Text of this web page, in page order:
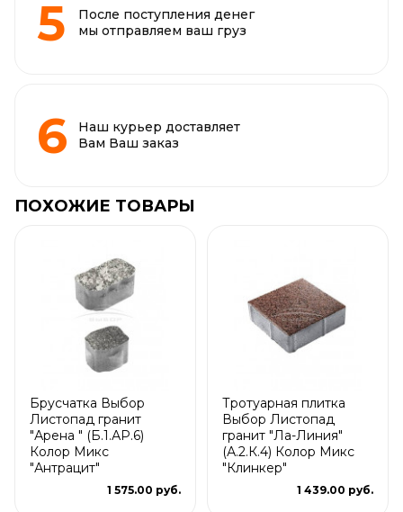
После поступления денег
мы отправляем ваш груз
Наш курьер доставляет
Вам Ваш заказ
ПОХОЖИЕ ТОВАРЫ
Брусчатка Выбор
Листопад гранит
"Арена " (Б.1.АР.6)
Колор Микс
"Антрацит"
1 575.00 руб.
Тротуарная плитка
Выбор Листопад
гранит "Ла-Линия"
(А.2.К.4) Колор Микс
"Клинкер"
1 439.00 руб.